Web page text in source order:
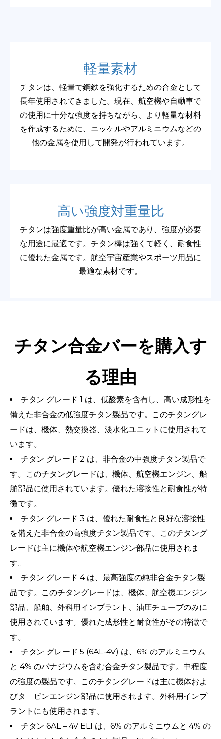
軽量素材
チタンは、軽量で鋼鉄を強化するための合金として
長年使用されてきました。現在、航空機や自動車で
の使用に十分な強度を持ちながら、より軽量な材料
を作成するために、ニッケルやアルミニウムなどの
他の金属を使用して開発が行われています。
高い強度対重量比
チタンは強度重量比が高い金属であり、強度が必要
な用途に最適です。チタン棒は強くて軽く、耐食性
に優れた金属です。航空宇宙産業やスポーツ用品に
最適な素材です。
チタン合金バーを購入す
る理由
チタン グレード 1 は、低酸素を含有し、高い成形性を
備えた非合金の低強度チタン製品です。このチタングレ
ードは、機体、熱交換器、淡水化ユニットに使用されて
います。
チタン グレード 2 は、非合金の中強度チタン製品で
す。このチタングレードは、機体、航空機エンジン、船
舶部品に使用されています。優れた溶接性と耐食性が特
徴です。
チタン グレード 3 は、優れた耐食性と良好な溶接性
を備えた非合金の高強度チタン製品です。このチタング
レードは主に機体や航空機エンジン部品に使用されま
す。
チタン グレード 4 は、最高強度の純非合金チタン製
品です。このチタングレードは、機体、航空機エンジン
部品、船舶、外科用インプラント、油圧チューブのみに
使用されています。優れた成形性と耐食性がその特徴で
す。
チタン グレード 5 (6AL-4V) は、6% のアルミニウム
と 4% のバナジウムを含む合金チタン製品です。中程度
の強度の製品です。このチタングレードは主に機体およ
びタービンエンジン部品に使用されます。外科用インプ
ラントにも使用されます。
チタン 6AL – 4V ELI は、6% のアルミニウムと 4% の